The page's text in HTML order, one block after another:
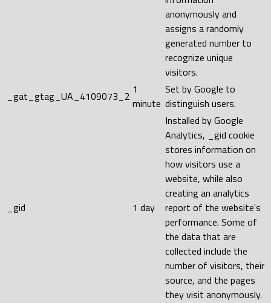
anonymously and
assigns a randomly
generated number to
recognize unique
visitors.
_gat_gtag_UA_4109073_2 1
minute
Set by Google to
distinguish users.
_gid 1 day
Installed by Google
Analytics, _gid cookie
stores information on
how visitors use a
website, while also
creating an analytics
report of the website's
performance. Some of
the data that are
collected include the
number of visitors, their
source, and the pages
they visit anonymously.